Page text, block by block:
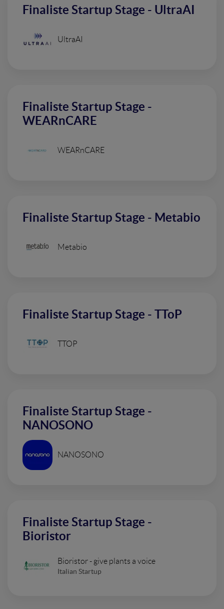
Finaliste Startup Stage - UltraAI
UltraAI
Finaliste Startup Stage -
WEARnCARE
WEARnCARE
Finaliste Startup Stage - Metabio
Metabio
Finaliste Startup Stage - TToP
TTOP
Finaliste Startup Stage -
NANOSONO
NANOSONO
Finaliste Startup Stage -
Bioristor
Bioristor - give plants a voice
Italian Startup